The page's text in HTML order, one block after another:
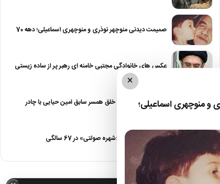
صمیمت دیدنی منوچهر نوذری و منوچهری اسماعیلی؛ دهه 70
عکس های خانوادگی مجتبی خامنه ای رهبر پر از ساده زیستی
عکس| نیلوفر خوش خلق همسر سابق امین حیایی با چادر
عکس| تغییر چهره «شهره صولتی» در 67 سالگی
×
منوچهری اسماعیلی؛